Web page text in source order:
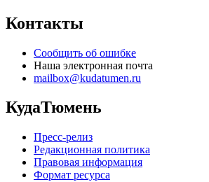
Контакты
Сообщить об ошибке
Наша электронная почта
mailbox@kudatumen.ru
КудаТюмень
Пресс-релиз
Редакционная политика
Правовая информация
Формат ресурса